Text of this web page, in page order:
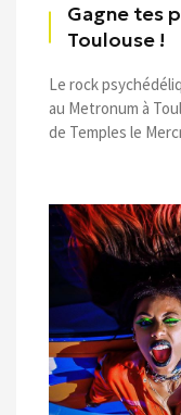
Gagne tes
Toulouse !
Le rock
au Metronum à
de Temples le